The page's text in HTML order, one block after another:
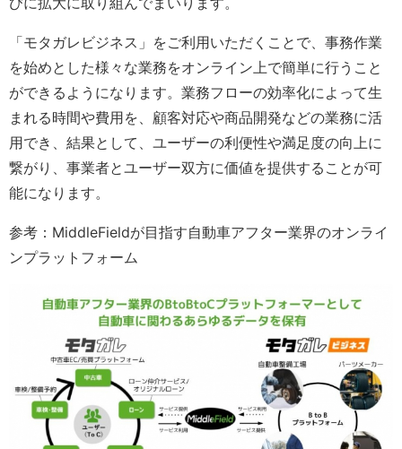
「モタガレビジネス」をご利用いただくことで、事務作業
を始めとした様々な業務をオンライン上で簡単に行うこと
ができるようになります。業務フローの効率化によって生
まれる時間や費用を、顧客対応や商品開発などの業務に活
用でき、結果として、ユーザーの利便性や満足度の向上に
繋がり、事業者とユーザー双方に価値を提供することが可
能になります。
参考：MiddleFieldが目指す自動車アフター業界のオンライ
ンプラットフォーム